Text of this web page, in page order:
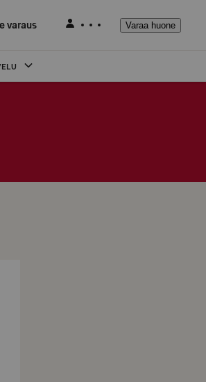
varaus Varaa huone